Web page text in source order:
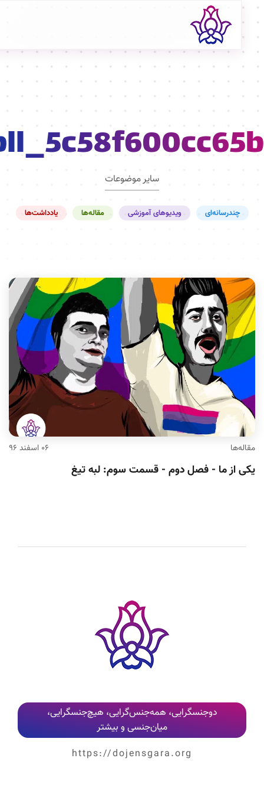
سایر موضوعات
چندرسانه‌ای ویدیوهای آموزشی مقاله‌ها یادداشت‌ها
از ما - فصل دوم - قسمت سوم: لبه تیغ
دوجنسگرایی، همه‌جنس‌گرایی، هیچ‌جنسگرایی،
میان‌جنسی و بیشتر
https://dojensgara.org